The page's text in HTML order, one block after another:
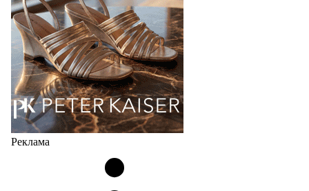
не просто новый сезон, а…
04.08.2026 542
Реклама